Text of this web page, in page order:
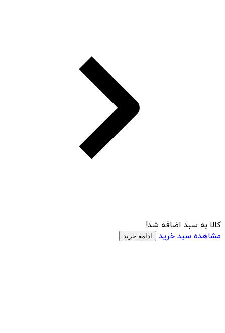
کالا به سبد اضافه شد!
مشاهده سبد خرید ادامه خرید